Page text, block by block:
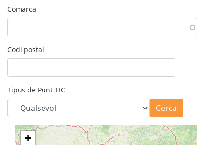
Comarca
Codi postal
Tipus de Punt TIC
Cerca
+